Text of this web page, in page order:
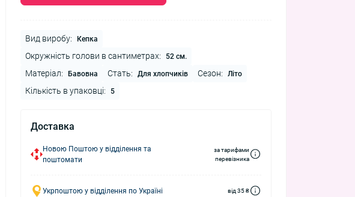
Вид виробу: Кепка
Окружність голови в сантиметрах: 52 см.
Матеріал: Бавовна Стать: Для хлопчиків Сезон: Літо
Кількість в упаковці: 5
Доставка
Новою Поштою у відділення та
поштомати
за тарифами
перевізника
Укрпоштою у відділення по Україні від 35 ₴